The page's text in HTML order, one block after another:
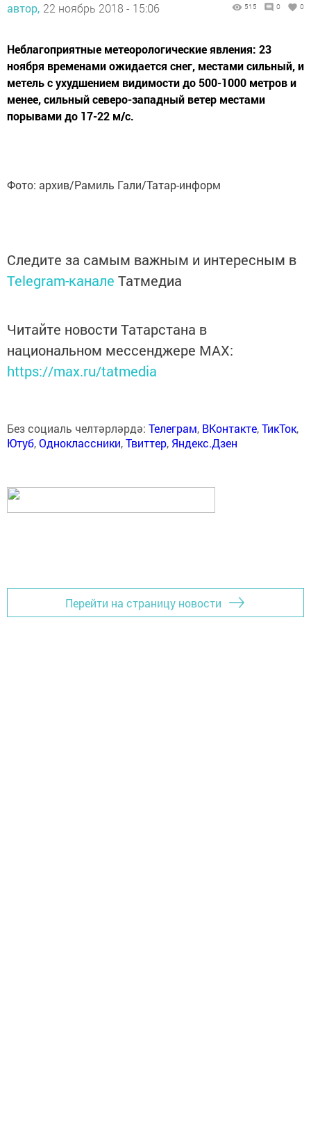
автор, 22 ноябрь 2018 - 15:06 515 0 0
Неблагоприятные метеорологические явления: 23
ноября временами ожидается снег, местами сильный, и
метель с ухудшением видимости до 500-1000 метров и
менее, сильный северо-западный ветер местами
порывами до 17-22 м/с.
Фото: архив/Рамиль Гали/Татар-информ
Следите за самым важным и интересным в
Telegram-канале Татмедиа
Читайте новости Татарстана в
национальном мессенджере MАХ:
https://max.ru/tatmedia
Без социаль челтәрләрдә: Телеграм, ВКонтакте,ТикТок,
Ютуб,Одноклассники,Твиттер, Яндекс.Дзен
Перейти на страницу новости